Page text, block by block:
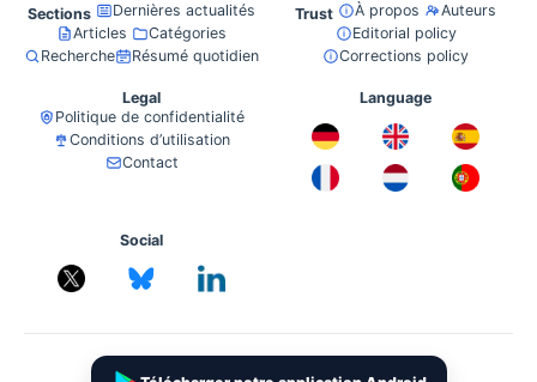
Sections
Dernières actualités
Articles
Catégories
Recherche
Résumé quotidien
Trust À propos
Auteurs
Editorial policy
Corrections policy
Legal
Politique de confidentialité
Conditions d’utilisation
Contact
Language
Social